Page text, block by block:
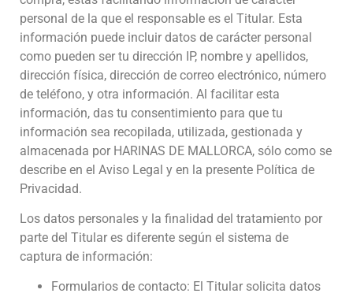
personal de la que el responsable es el Titular. Esta
información puede incluir datos de carácter personal
como pueden ser tu dirección IP, nombre y apellidos,
dirección física, dirección de correo electrónico, número
de teléfono, y otra información. Al facilitar esta
información, das tu consentimiento para que tu
información sea recopilada, utilizada, gestionada y
almacenada por HARINAS DE MALLORCA, sólo como se
describe en el Aviso Legal y en la presente Política de
Privacidad.
Los datos personales y la finalidad del tratamiento por
parte del Titular es diferente según el sistema de
captura de información:
Formularios de contacto: El Titular solicita datos